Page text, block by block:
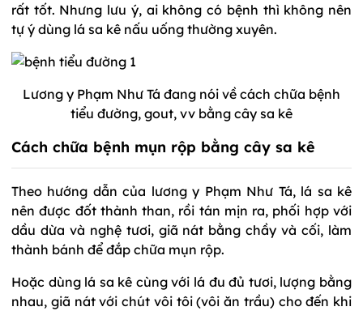
rất tốt. Nhưng lưu ý, ai không có bệnh thì không nên
tự ý dùng lá sa kê nấu uống thường xuyên.
Lương y Phạm Như Tá đang nói về cách chữa bệnh
tiểu đường, gout, vv bằng cây sa kê
Cách chữa bệnh mụn rộp bằng cây sa kê
Theo hướng dẫn của lương y Phạm Như Tá, lá sa kê
nên được đốt thành than, rồi tán mịn ra, phối hợp với
dầu dừa và nghệ tươi, giã nát bằng chầy và cối, làm
thành bánh để đắp chữa mụn rộp.
Hoặc dùng lá sa kê cùng với lá đu đủ tươi, lượng bằng
nhau, giã nát với chút vôi tôi (vôi ăn trầu) cho đến khi